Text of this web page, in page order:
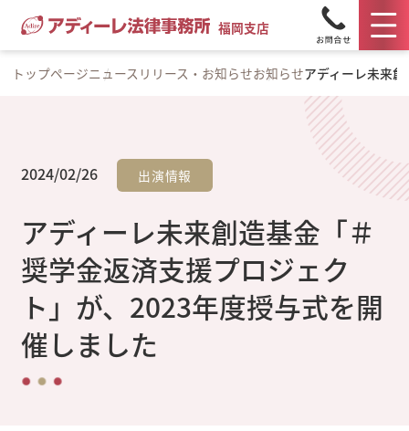
福岡支店
トップページニュースリリース・お知らせお知らせアディーレ未来
2024/02/26 出演情報
アディーレ未来創造基金「＃
奨学金返済支援プロジェク
ト」が、2023年度授与式を開
催しました